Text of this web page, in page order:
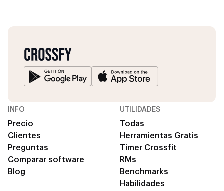
INFO
Precio
Clientes
Preguntas
Comparar software
Blog
UTILIDADES
Todas
Herramientas Gratis
Timer Crossfit
RMs
Benchmarks
Habilidades